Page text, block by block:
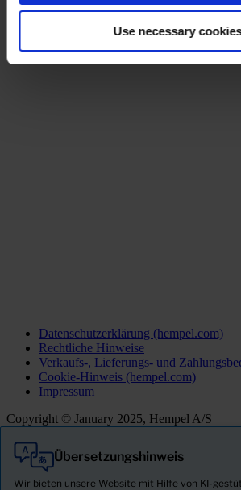
Use necessary
Datenschutzerklärung (hempel.com)
Rechtliche Hinweise
Verkaufs-, Lieferungs- und
Cookie-Hinweis (hempel.com)
Impressum
Copyright © January 2025, Hempel A/S
Übersetzungshinweis
Wir bieten unsere Website mit Hilfe von KI-
Alle
Produkte